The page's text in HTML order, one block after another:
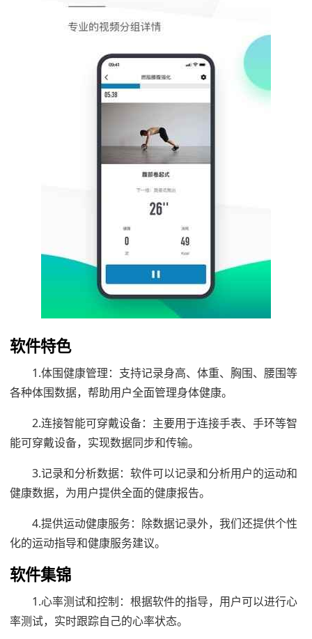
软件特色
1.体围健康管理：支持记录身高、体重、胸围、腰围等
各种体围数据，帮助用户全面管理身体健康。
2.连接智能可穿戴设备：主要用于连接手表、手环等智
能可穿戴设备，实现数据同步和传输。
3.记录和分析数据：软件可以记录和分析用户的运动和
健康数据，为用户提供全面的健康报告。
4.提供运动健康服务：除数据记录外，我们还提供个性
化的运动指导和健康服务建议。
软件集锦
1.心率测试和控制：根据软件的指导，用户可以进行心
率测试，实时跟踪自己的心率状态。